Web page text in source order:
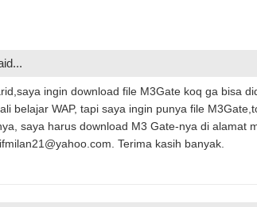
ingin download file M3Gate koq ga bisa
belajar WAP, tapi saya ingin punya file
saya harus download M3 Gate-nya di alamat
Terima kasih banyak.